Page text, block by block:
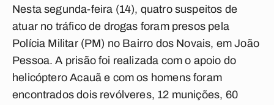
Nesta segunda-feira (14), quatro suspeitos de
atuar no tráfico de drogas foram presos pela
Polícia Militar (PM) no Bairro dos Novais, em João
Pessoa. A prisão foi realizada com o apoio do
helicóptero Acauã e com os homens foram
encontrados dois revólveres, 12 munições, 60